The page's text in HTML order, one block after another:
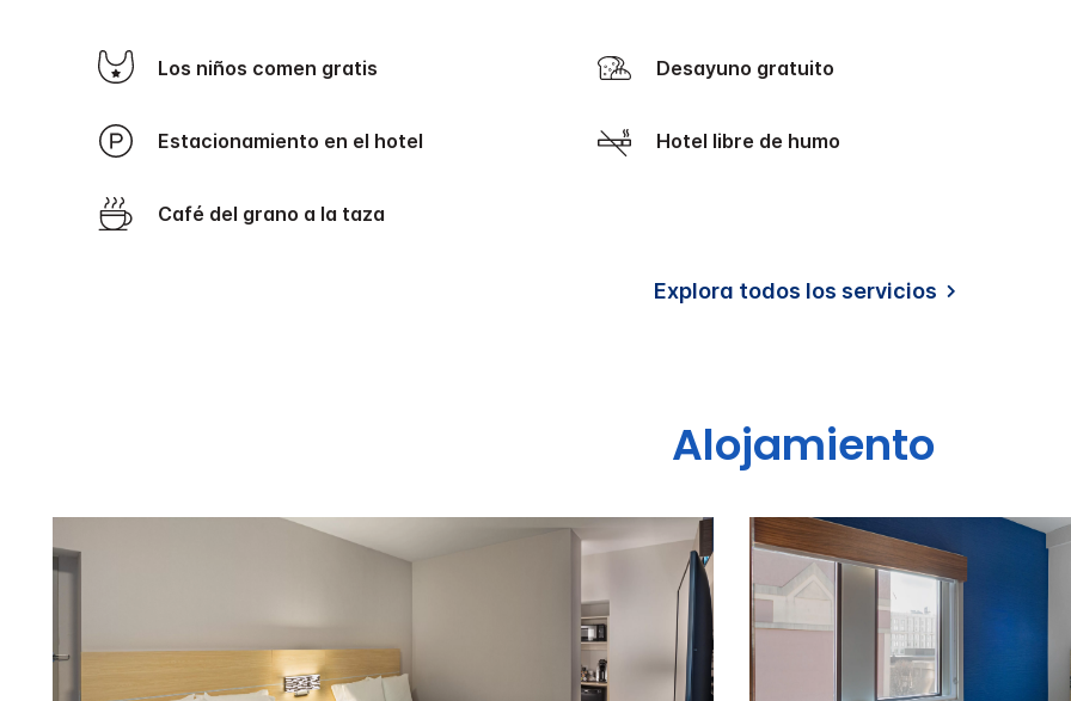
Los niños comen gratis Desayuno gratuito
Estacionamiento en el hotel Hotel libre de humo
Café del grano a la taza
Explora todos los servicios
Alojamiento